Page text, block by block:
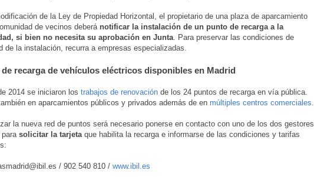
de la Ley de Propiedad Horizontal, el propietario de una plaza de aparcamiento
de vecinos deberá notificar la instalación de un punto de recarga a la
si bien no necesita su aprobación en Junta . Para preservar las condiciones de
de la instalación, recurra a empresas especializadas.
recarga de vehículos eléctricos disponibles en Madrid
2014 se iniciaron los trabajos de renovación de los 24 puntos de recarga en vía pública.
en aparcamientos públicos y privados además de en múltiples centros comerciales
la nueva red de puntos será necesario ponerse en contacto con uno de los dos gestores
solicitar la tarjeta que habilita la recarga e informarse de las condiciones y tarifas
/ 902 540 810 / www.ibil.es